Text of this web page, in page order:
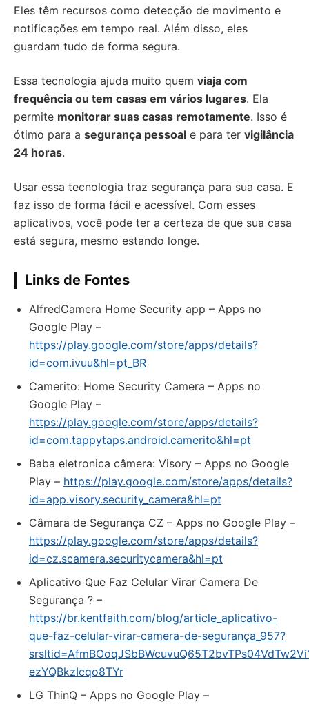
Eles têm recursos como detecção de movimento e
notificações em tempo real. Além disso, eles
guardam tudo de forma segura.
Essa tecnologia ajuda muito quem viaja com
frequência ou tem casas em vários lugares. Ela
permite monitorar suas casas remotamente. Isso é
ótimo para a segurança pessoal e para ter vigilância
24 horas.
Usar essa tecnologia traz segurança para sua casa. E
faz isso de forma fácil e acessível. Com esses
aplicativos, você pode ter a certeza de que sua casa
está segura, mesmo estando longe.
Links de Fontes
AlfredCamera Home Security app – Apps no
Google Play –
https://play.google.com/store/apps/details?
id=com.ivuu&hl=pt_BR
Camerito: Home Security Camera – Apps no
Google Play –
https://play.google.com/store/apps/details?
id=com.tappytaps.android.camerito&hl=pt
Baba eletronica câmera: Visory – Apps no Google
Play – https://play.google.com/store/apps/details?
id=app.visory.security_camera&hl=pt
Câmara de Segurança CZ – Apps no Google Play –
https://play.google.com/store/apps/details?
id=cz.scamera.securitycamera&hl=pt
Aplicativo Que Faz Celular Virar Camera De
Segurança ? –
https://br.kentfaith.com/blog/article_aplicativo-
que-faz-celular-virar-camera-de-segurança_957?
ezYQBkzIcqo8TYr
LG ThinQ – Apps no Google Play –